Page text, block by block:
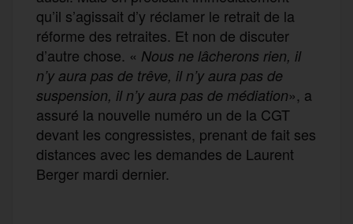
qu’il s’agissait d’y réclamer le retrait de la
réforme des retraites. Et non de discuter
d’autre chose. « Nous ne lâcherons rien, il
n’y aura pas de trêve, il n’y aura pas de
suspension, il n’y aura pas de médiation», a
assuré la nouvelle numéro un de la CGT
devant les congressistes, prenant de fait ses
distances avec les demandes de Laurent
Berger mardi dernier.